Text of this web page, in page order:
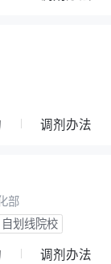
调剂办法
部
自划线院校
调剂办法